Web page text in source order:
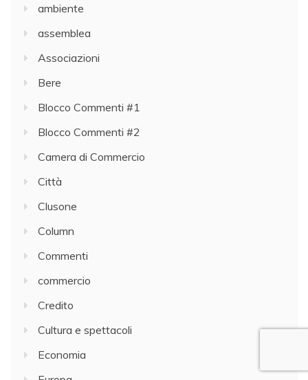
ambiente
assemblea
Associazioni
Bere
Blocco Commenti #1
Blocco Commenti #2
Camera di Commercio
Città
Clusone
Column
Commenti
commercio
Credito
Cultura e spettacoli
Economia